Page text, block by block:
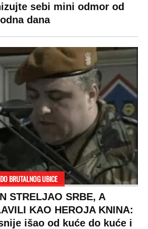
sebi mini odmor od
dana
BRUTALNOG UBICE
STRELJAO SRBE, A
KAO HEROJA KNINA:
išao od kuće do kuće i